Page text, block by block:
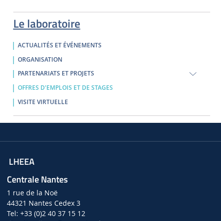
Le laboratoire
ACTUALITÉS ET ÉVÉNEMENTS
ORGANISATION
PARTENARIATS ET PROJETS
OFFRES D'EMPLOIS ET DE STAGES
VISITE VIRTUELLE
LHEEA
Centrale Nantes
1 rue de la Noë
44321 Nantes Cedex 3
Tel: +33 (0)2 40 37 15 12